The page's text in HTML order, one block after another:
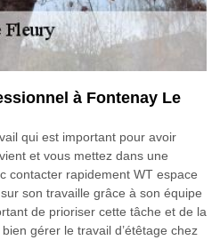
à Fontenay Le
qui est important pour avoir
et vous mettez dans une
contacter rapidement WT espace
son travaille grâce à son équipe
de prioriser cette tâche et de la
gérer le travail d’étêtage chez